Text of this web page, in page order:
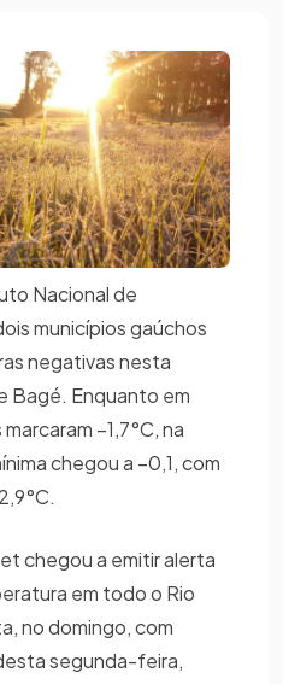
Nacional de
municípios gaúchos
negativas nesta
Bagé. Enquanto em
–1,7°C, na
chegou a –0,1, com
chegou a emitir alerta
em todo o Rio
no domingo, com
segunda-feira,